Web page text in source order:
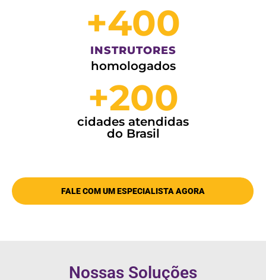
INSTRUTORES
+400
homologados
+200
cidades atendidas
do Brasil
FALE COM UM ESPECIALISTA AGORA
Nossas Soluções